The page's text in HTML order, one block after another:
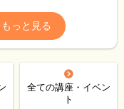
っと見る
全ての講座・イベン
ト